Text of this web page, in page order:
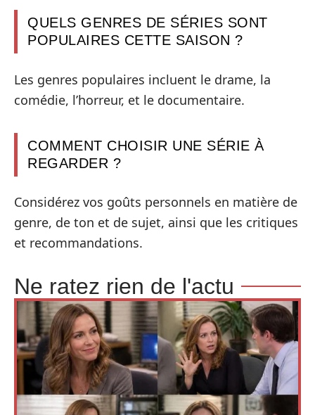
QUELS GENRES DE SÉRIES SONT
POPULAIRES CETTE SAISON ?
Les genres populaires incluent le drame, la
comédie, l’horreur, et le documentaire.
COMMENT CHOISIR UNE SÉRIE À
REGARDER ?
Considérez vos goûts personnels en matière de
genre, de ton et de sujet, ainsi que les critiques
et recommandations.
Ne ratez rien de l'actu